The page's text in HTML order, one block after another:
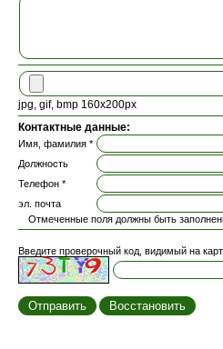
jpg, gif, bmp 160x200px
Контактные данные:
Имя, фамилия *
Должность
Телефон *
эл. почта
Отмеченные поля должны быть
Введите проверочный код, видимый на